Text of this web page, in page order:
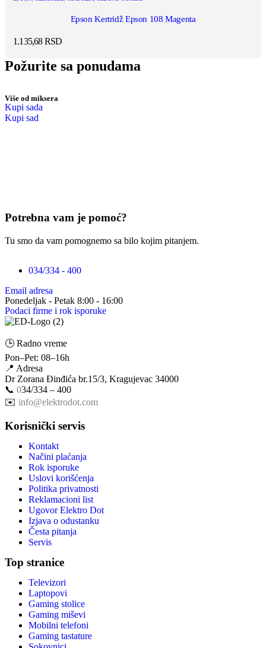
Epson Kertridž Epson 108 Magenta
1.135,68RSD
Požurite sa ponudama
Više od miksera
Kupi sada
Kupi sad
Potrebna vam je pomoć?
Tu smo da vam pomognemo sa bilo kojim pitanjem.
034/334 - 400
Email adresa
Ponedeljak - Petak 8:00 - 16:00
Podaci firme i rok isporuke
🕒 Radno vreme
Pon–Pet: 08–16h
📍 Adresa
Dr Zorana Đinđića br.15/3, Kragujevac 34000
📞 034/334 – 400
✉️ info@elektrodot.com
Korisnički servis
Kontakt
Načini plaćanja
Rok isporuke
Uslovi korišćenja
Politika privatnosti
Reklamacioni list
Ugovor Elektro Dot
Izjava o odustanku
Česta pitanja
Servis
Top stranice
Televizori
Laptopovi
Gaming stolice
Gaming miševi
Mobilni telefoni
Gaming tastature